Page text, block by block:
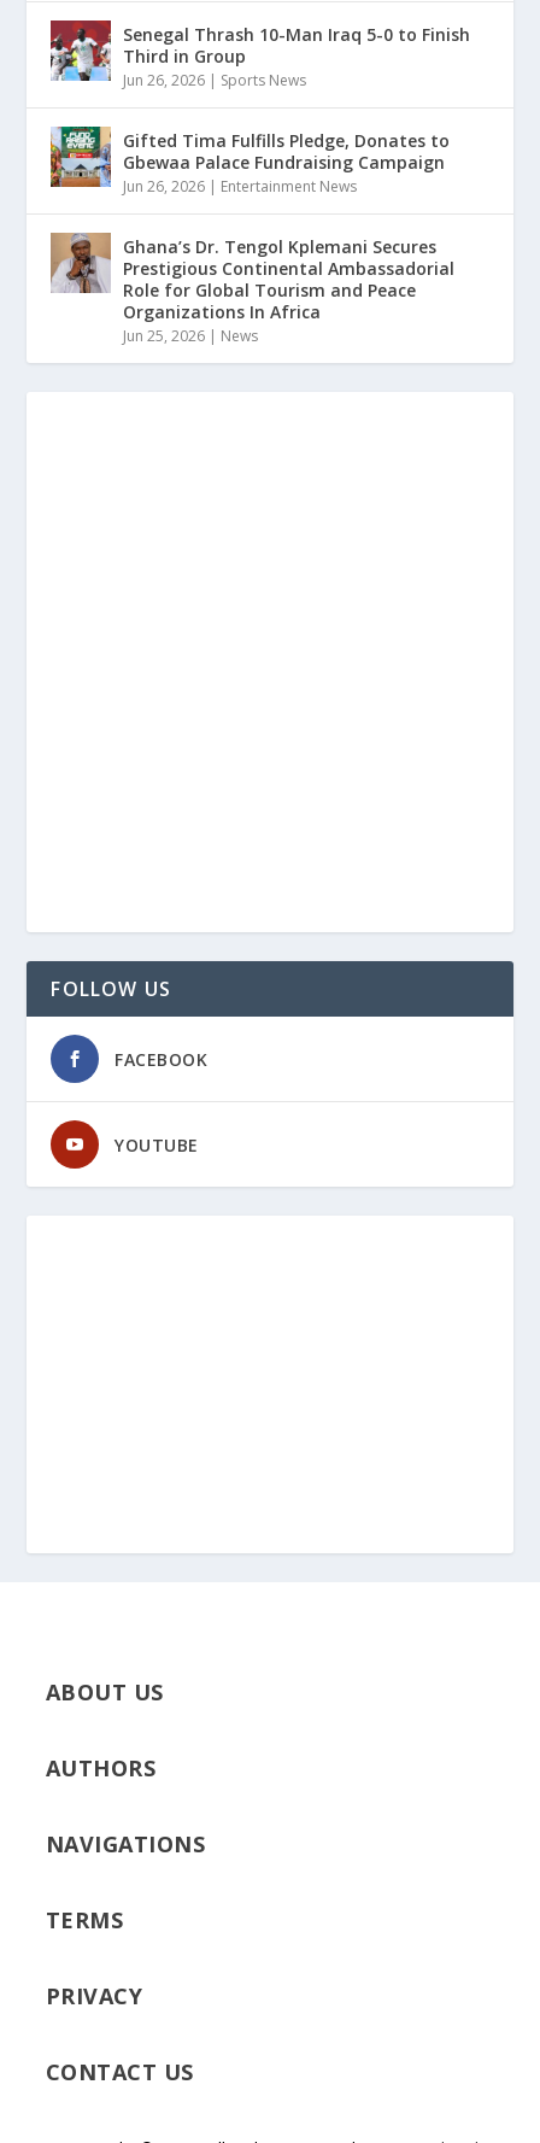
Senegal Thrash 10-Man Iraq 5-0 to Finish
Third in Group
Jun 26, 2026 | Sports News
Gifted Tima Fulfills Pledge, Donates to
Gbewaa Palace Fundraising Campaign
Jun 26, 2026 | Entertainment News
Ghana’s Dr. Tengol Kplemani Secures
Prestigious Continental Ambassadorial
Role for Global Tourism and Peace
Organizations In Africa
Jun 25, 2026 | News
FOLLOW US
FACEBOOK
YOUTUBE
ABOUT US
AUTHORS
NAVIGATIONS
TERMS
PRIVACY
CONTACT US